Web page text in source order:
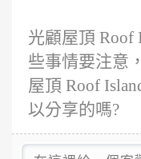
光顧屋頂 Roof
些事情要注意
屋頂 Roof
以分享的嗎?